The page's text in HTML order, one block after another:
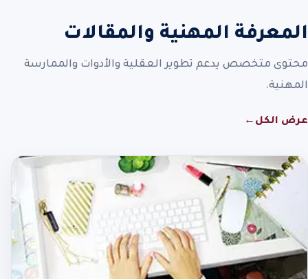
المعرفة المهنية والمقالات
محتوى متخصص يدعم تطوير العقلية والأدوات والممارسة
المهنية.
عرض الكل ←